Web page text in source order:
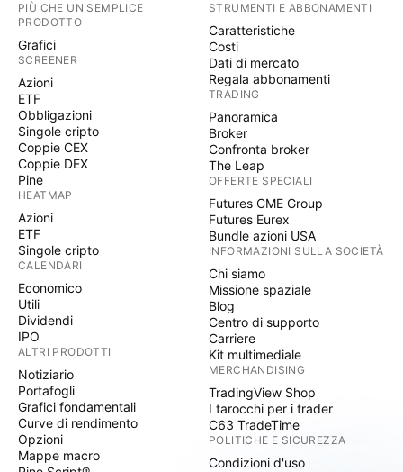
PIÙ CHE UN SEMPLICE
PRODOTTO
Grafici
SCREENER
Azioni
ETF
Obbligazioni
Singole cripto
Coppie CEX
Coppie DEX
Pine
HEATMAP
Azioni
ETF
Singole cripto
CALENDARI
Economico
Utili
Dividendi
IPO
ALTRI PRODOTTI
Notiziario
Portafogli
Grafici fondamentali
Curve di rendimento
Opzioni
Mappe macro
STRUMENTI E ABBONAMENTI
Caratteristiche
Costi
Dati di mercato
Regala abbonamenti
TRADING
Panoramica
Broker
Confronta broker
The Leap
OFFERTE SPECIALI
Futures CME Group
Futures Eurex
Bundle azioni USA
INFORMAZIONI SULLA SOCIETÀ
Chi siamo
Missione spaziale
Blog
Centro di supporto
Carriere
Kit multimediale
MERCHANDISING
TradingView Shop
I tarocchi per i trader
C63 TradeTime
POLITICHE E SICUREZZA
Condizioni d'uso